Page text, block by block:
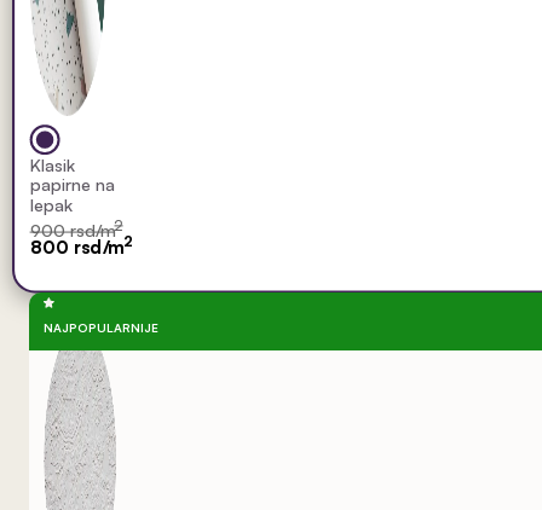
Klasik
papirne na
lepak
900 rsd/m2
800 rsd/m2
NAJPOPULARNIJE